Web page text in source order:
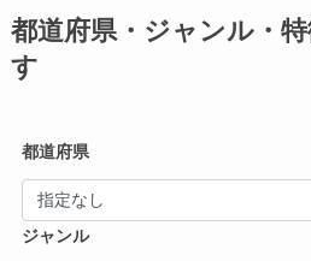
都道府県・ジャンル・
す
都道府県
ジャンル